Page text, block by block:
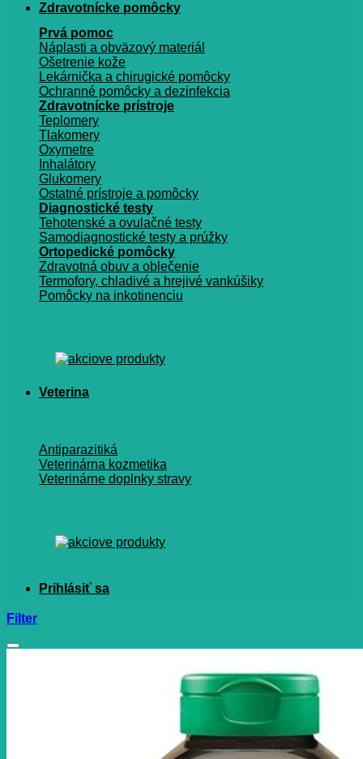
Zdravotnícke pomôcky
Prvá pomoc
Náplasti a obväzový materiál
Ošetrenie kože
Lekárnička a chirugické pomôcky
Ochranné pomôcky a dezinfekcia
Zdravotnícke prístroje
Teplomery
Tlakomery
Oxymetre
Inhalátory
Glukomery
Ostatné prístroje a pomôcky
Diagnostické testy
Tehotenské a ovulačné testy
Samodiagnostické testy a prúžky
Ortopedické pomôcky
Zdravotná obuv a oblečenie
Termofory, chladivé a hrejivé vankúšiky
Pomôcky na inkotinenciu
Veterina
Antiparazitiká
Veterinárna kozmetika
Veterinárne doplnky stravy
Filter